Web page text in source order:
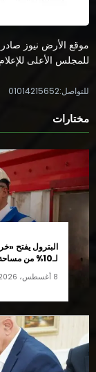
موقع الأرض نيوز
للمجلس الأعلى
للتواصل:01014215652
مختارات
البترول يفتح
لـ10% من مساحة مصر وحفر 513 بئرًا لتعزيز الإنتاج والاستكشاف
8 أغسطس، 2026